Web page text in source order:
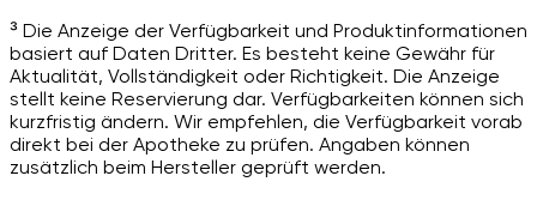
³ Die Anzeige der Verfügbarkeit und Produktinformationen
basiert auf Daten Dritter. Es besteht keine Gewähr für
Aktualität, Vollständigkeit oder Richtigkeit. Die Anzeige
stellt keine Reservierung dar. Verfügbarkeiten können sich
kurzfristig ändern. Wir empfehlen, die Verfügbarkeit vorab
direkt bei der Apotheke zu prüfen. Angaben können
zusätzlich beim Hersteller geprüft werden.